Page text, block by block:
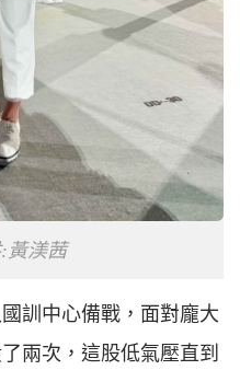
黃渼茜
訓中心備戰，面對龐大
兩次，這股低氣壓直到